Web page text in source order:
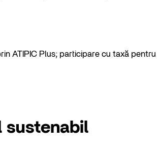
ATIPIC Plus; participare cu taxă pentru
sustenabil